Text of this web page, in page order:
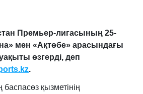
Премьер-лигасының 25-
мен «Ақтөбе» арасындағы
өзгерді, деп
.
қызметінің